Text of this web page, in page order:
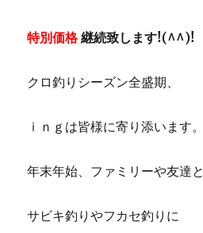
特別価格継続致します!(^^)!
クロ釣りシーズン全盛期、
ｉｎｇは皆様に寄り添います。
年末年始、ファミリーや友達と
サビキ釣りやフカセ釣りに